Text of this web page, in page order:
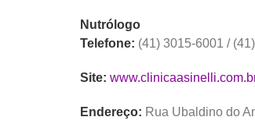
Nutrólogo
Telefone: (41) 3015-6001 /
​Site:
​Endereço: Rua Ubaldino do